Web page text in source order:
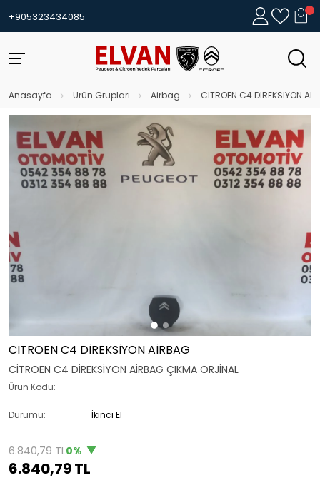
+905323434085
Anasayfa Ürün Grupları Airbag CİTROEN C4 DİREKSİYON
CİTROEN C4 DİREKSİYON AİRBAG
CİTROEN C4 DİREKSİYON AİRBAG ÇIKMA ORJİNAL
Ürün Kodu:
Durumu: İkinci El
6.840,79 TL0%
6.840,79 TL